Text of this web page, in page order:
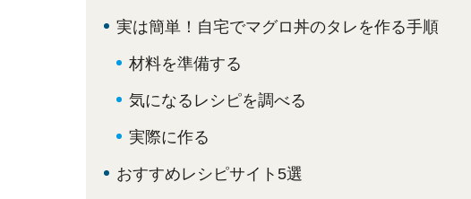
実は簡単！自宅でマグロ丼のタレを作る手順
材料を準備する
気になるレシピを調べる
実際に作る
おすすめレシピサイト5選